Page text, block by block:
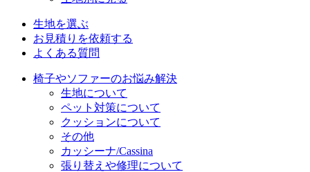
生地を選ぶ
お見積りを依頼する
よくある質問
椅子やソファーのお悩み解決
生地について
ペット対策について
クッションについて
その他
カッシーナ/Cassina
張り替えや修理について